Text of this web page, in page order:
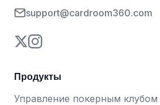
support@cardroom360.com
Продукты
Управление покерным клубом